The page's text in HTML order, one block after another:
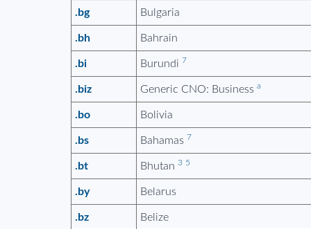
.bg Bulgaria
.bh Bahrain
.bi Burundi 7
.biz Generic CNO: Business a
.bo Bolivia
.bs Bahamas 7
.bt Bhutan 3 5
.by Belarus
.bz Belize